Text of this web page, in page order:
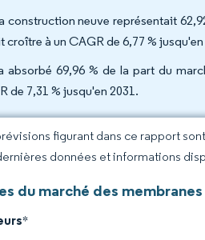
construction neuve représentait
à un CAGR de 6,77 % jusqu'en
absorbé 69,96 % de la part du
de 7,31 % jusqu'en 2031.
figurant dans ce rapport
données et informations
du marché des
*